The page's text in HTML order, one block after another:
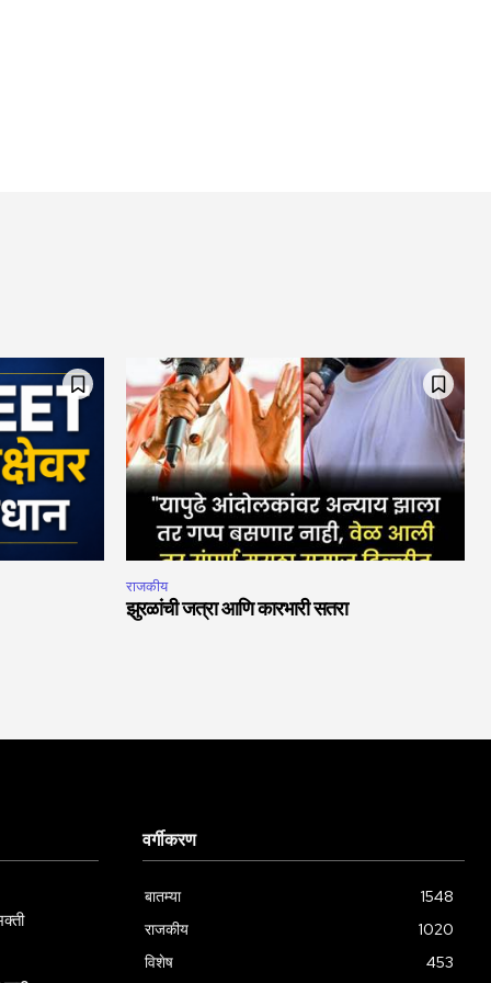
राजकीय
झुरळांची जत्रा आणि कारभारी सतरा
वर्गीकरण
बातम्या
1548
राजकीय
1020
विशेष
453